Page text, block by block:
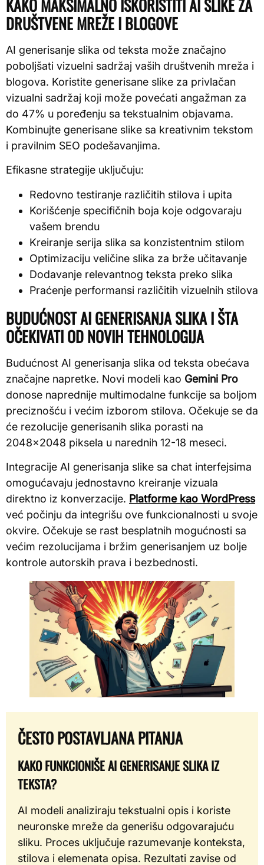
KAKO MAKSIMALNO ISKORISTITI AI SLIKE ZA
DRUŠTVENE MREŽE I BLOGOVE
AI generisanje slika od teksta može značajno
poboljšati vizuelni sadržaj vaših društvenih mreža i
blogova. Koristite generisane slike za privlačan
vizualni sadržaj koji može povećati angažman za
do 47% u poređenju sa tekstualnim objavama.
Kombinujte generisane slike sa kreativnim tekstom
i pravilnim SEO podešavanjima.
Efikasne strategije uključuju:
Redovno testiranje različitih stilova i upita
Korišćenje specifičnih boja koje odgovaraju
vašem brendu
Kreiranje serija slika sa konzistentnim stilom
Optimizaciju veličine slika za brže učitavanje
Dodavanje relevantnog teksta preko slika
Praćenje performansi različitih vizuelnih stilova
BUDUĆNOST AI GENERISANJA SLIKA I ŠTA
OČEKIVATI OD NOVIH TEHNOLOGIJA
Budućnost AI generisanja slika od teksta obećava
značajne napretke. Novi modeli kao Gemini Pro
donose naprednije multimodalne funkcije sa boljom
preciznošću i većim izborom stilova. Očekuje se da
će rezolucije generisanih slika porasti na
2048×2048 piksela u narednih 12-18 meseci.
Integracije AI generisanja slike sa chat interfejsima
omogućavaju jednostavno kreiranje vizuala
direktno iz konverzacije. Platforme kao WordPress
već počinju da integrišu ove funkcionalnosti u svoje
okvire. Očekuje se rast besplatnih mogućnosti sa
većim rezolucijama i bržim generisanjem uz bolje
kontrole autorskih prava i bezbednosti.
ČESTO POSTAVLJANA PITANJA
KAKO FUNKCIONIŠE AI GENERISANJE SLIKA IZ
TEKSTA?
AI modeli analiziraju tekstualni opis i koriste
neuronske mreže da generišu odgovarajuću
sliku. Proces uključuje razumevanje konteksta,
stilova i elemenata opisa. Rezultati zavise od